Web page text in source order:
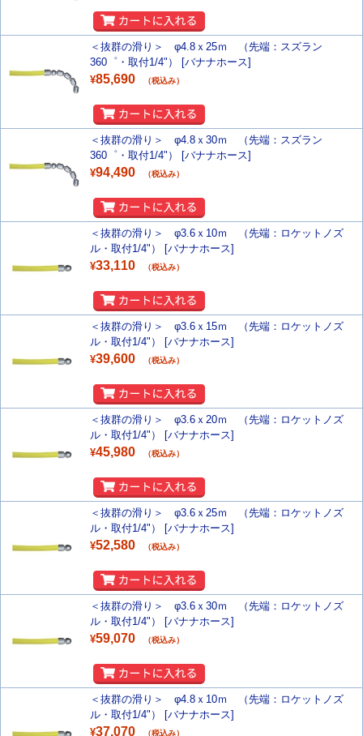
＜抜群の滑り＞ φ4.8ｘ25ｍ （先端：スズラン
360゜・取付1/4"） [バナナホース]
¥85,690 （税込み）
＜抜群の滑り＞ φ4.8ｘ30ｍ （先端：スズラン
360゜・取付1/4"） [バナナホース]
¥94,490 （税込み）
＜抜群の滑り＞ φ3.6ｘ10ｍ （先端：ロケットノズ
ル・取付1/4"） [バナナホース]
¥33,110 （税込み）
＜抜群の滑り＞ φ3.6ｘ15ｍ （先端：ロケットノズ
ル・取付1/4"） [バナナホース]
¥39,600 （税込み）
＜抜群の滑り＞ φ3.6ｘ20ｍ （先端：ロケットノズ
ル・取付1/4"） [バナナホース]
¥45,980 （税込み）
＜抜群の滑り＞ φ3.6ｘ25ｍ （先端：ロケットノズ
ル・取付1/4"） [バナナホース]
¥52,580 （税込み）
＜抜群の滑り＞ φ3.6ｘ30ｍ （先端：ロケットノズ
ル・取付1/4"） [バナナホース]
¥59,070 （税込み）
＜抜群の滑り＞ φ4.8ｘ10ｍ （先端：ロケットノズ
ル・取付1/4"） [バナナホース]
¥37,070 （税込み）